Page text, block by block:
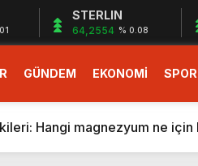
STERLIN
64,2554 % 0.08
GÜNDEM EKONOMİ SPOR
dev teklif
gelecek yeni özellikler
Hangi magnezyum ne için
başlıyor